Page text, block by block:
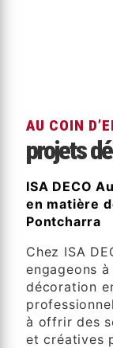
AU COIN
projets
ISA DECO
en matière
Pontcharra
Chez ISA
engageons
décoration
à offrir des
et créatives